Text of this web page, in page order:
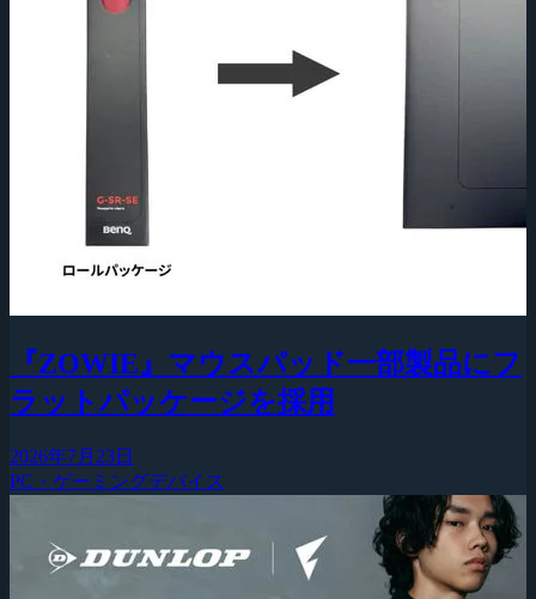
『ZOWIE』マウスパッド一部製品にフ
ラットパッケージを採用
2026年7月23日
PC・ゲーミングデバイス